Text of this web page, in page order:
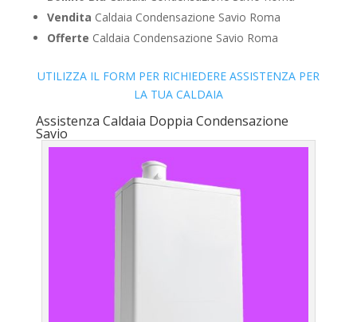
Vendita Caldaia Condensazione Savio Roma
Offerte Caldaia Condensazione Savio Roma
UTILIZZA IL FORM PER RICHIEDERE ASSISTENZA PER
LA TUA CALDAIA
Assistenza Caldaia Doppia Condensazione
Savio